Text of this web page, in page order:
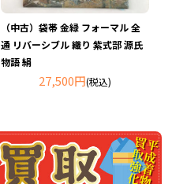
（中古）袋帯 金緑 フォーマル 全
通 リバーシブル 織り 紫式部 源氏
物語 絹
27,500円(税込)